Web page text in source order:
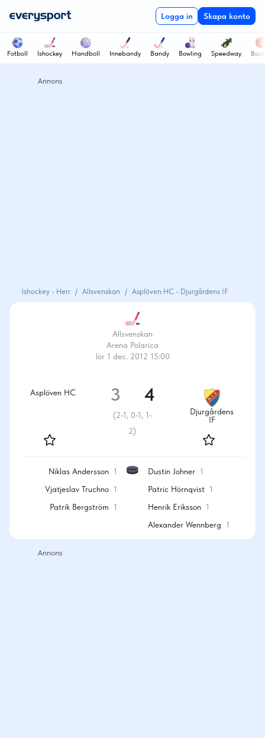
Logga in Skapa konto
Fotboll Ishockey Handboll Innebandy Bandy Bowling Speedway
Ishockey - Herr / Allsvenskan / Asplöven HC - Djurgårdens IF
Allsvenskan
Arena Polarica
lör 1 dec. 2012 15:00
Asplöven HC 3 4
(2-1, 0-1, 1-
2)
Djurgårdens
IF
Niklas Andersson 1
Vjatjeslav Truchno 1
Patrik Bergström
1
Dustin Johner 1
Patric Hörnqvist 1
Henrik Eriksson 1
Alexander Wennberg
1